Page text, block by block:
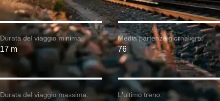
Durata del viaggio minima:
17 m
Durata del viaggio massima:
Media partenze giornaliere:
76
L'ultimo treno: